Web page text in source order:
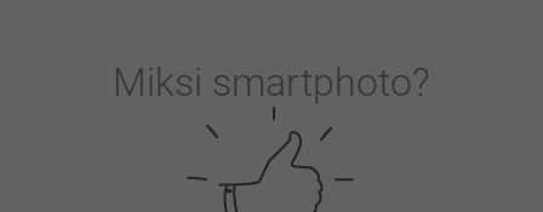
Miksi smartphoto?